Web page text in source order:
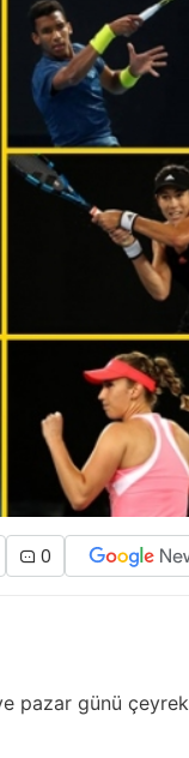
0
pazar günü çeyrek